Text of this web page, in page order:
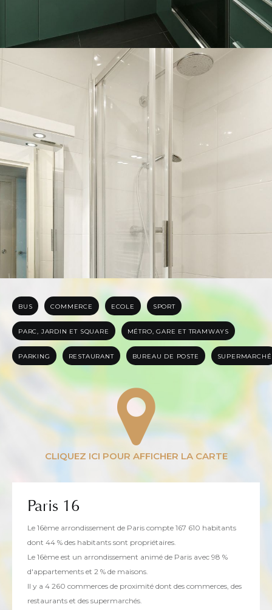
EN SAVOIR PLUS SURLE QUARTIER
BUS COMMERCE ECOLE SPORT
PARC, JARDIN ET SQUARE MÉTRO, GARE ET TRAMWAYS
PARKING RESTAURANT BUREAU DE POSTE SUPERMARCHÉ
Paris 16
Le 16ème arrondissement de Paris compte 167 610 habitants
dont 44 % des habitants sont propriétaires.
Le 16ème est un arrondissement animé de Paris avec 98 %
d'appartements et 2 % de maisons.
Il y a 4 260 commerces de proximité dont des commerces, des
restaurants et des supermarchés.